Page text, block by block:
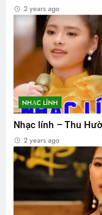
2 years ago
NHẠC LÍNH
Nhạc lính – Thu
2 years ago